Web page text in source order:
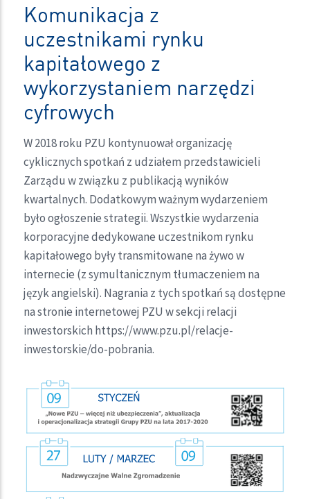
Komunikacja z
uczestnikami rynku
kapitałowego z
wykorzystaniem narzędzi
cyfrowych
W 2018 roku PZU kontynuował organizację
cyklicznych spotkań z udziałem przedstawicieli
Zarządu w związku z publikacją wyników
kwartalnych. Dodatkowym ważnym wydarzeniem
było ogłoszenie strategii. Wszystkie wydarzenia
korporacyjne dedykowane uczestnikom rynku
kapitałowego były transmitowane na żywo w
internecie (z symultanicznym tłumaczeniem na
język angielski). Nagrania z tych spotkań są dostępne
na stronie internetowej PZU w sekcji relacji
inwestorskich https://www.pzu.pl/relacje-
inwestorskie/do-pobrania.